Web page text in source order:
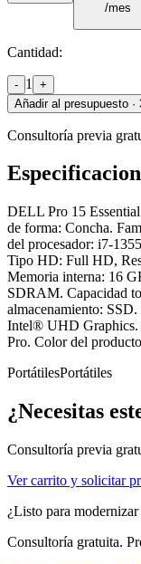
/mes
Cantidad:
- 1
+
Añadir al presupuesto ·
Consultoría previa
DELL Pro 15
de forma: Concha.
del procesador: i7-
Tipo HD: Full HD,
Memoria interna: 16
SDRAM. Capacidad
almacenamiento:
Intel® UHD Graphics.
Pro. Color del
PortátilesPortátiles
¿Necesitas
Consultoría previa
Ver carrito y solicitar
¿Listo para
Consultoría gratuita.